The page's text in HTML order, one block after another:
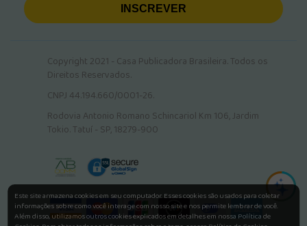
INSCREVER
Copyright 2021 - Casa Publicadora Brasileira. Todos os
Direitos Reservados.
CNPJ 44.194.660/0001-26.
Rodovia Antonio Romano Schincariol Km 106, Jardim
Tokio. Tatuí - SP, 18279-900
Este site armazena cookies em seu computador. Esses cookies são usados para coletar
informações sobre como você interage com nosso site e nos permite lembrar de você.
Além disso, utilizamos outros cookies explicados em detalhes em nossa Política de